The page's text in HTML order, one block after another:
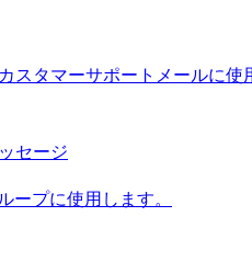
スタマーサポートメールに使
セージ
ープに使用します。